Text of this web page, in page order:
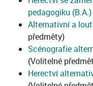
pedagogiku (B.A.)
Alternativní a
předměty)
Scénografie
(Volitelné
Herectví